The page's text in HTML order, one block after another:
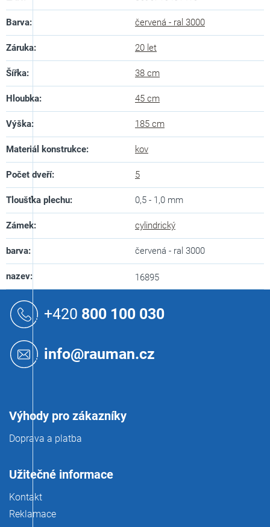
Barva: červená - ral 3000
Záruka: 20 let
Šířka: 38 cm
Hloubka: 45 cm
Výška: 185 cm
Materiál konstrukce: kov
Počet dveří: 5
Tloušťka plechu: 0,5 - 1,0 mm
Zámek: cylindrický
barva: červená - ral 3000
nazev: 16895
+420 800 100 030
info@rauman.cz
Výhody pro zákazníky
Doprava a platba
Užitečné informace
Kontakt
Reklamace